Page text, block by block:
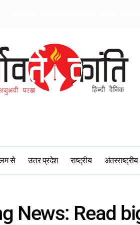
से उत्तर प्रदेश राष्ट्रीय अंतरराष्ट्रीय
News: Read